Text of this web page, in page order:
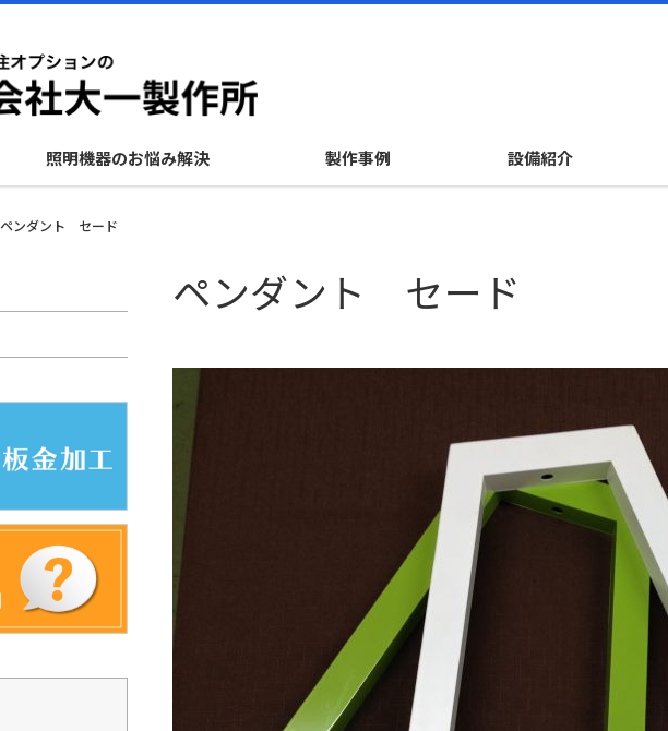
照明機器のお悩み解決 製作事例 設備紹介
ペンダント セード
ペンダント セード